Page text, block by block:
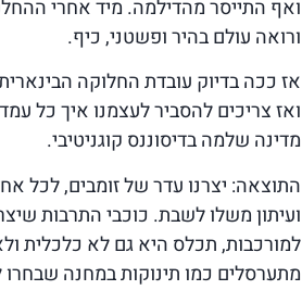
ואף התייסר מהדילמה. מיד אחרי
ורואה עולם בהיר ופשטני, כיף.
אז ככה בדיוק עובדת החלוקה
ואז צריכים להסביר לעצמנו איך כל
מדינה שלמה בדיסוננס קוגניטיבי.
התוצאה: יצרנו עדר של זומבים, לכל
ועיתון משלו לשבת. כוכבי התרבות
למורכבות, תכלס היא גם לא כלכלית
מתערסלים כמו תינוקות במחנה